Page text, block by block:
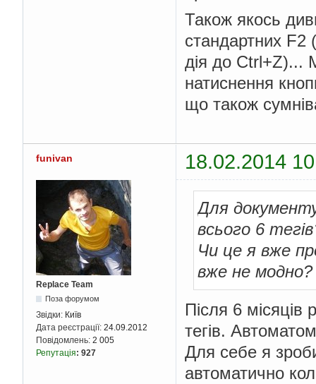
Також якось
стандартних
дія до Ctrl+Z)...
натиснення
що також
funivan 18.02.2014
Replace Team
Поза форумом
Звідки: Київ
Дата реєстрації: 24.09.2012
Повідомлень: 2 005
Репутація: 927
Для
всього 6
Чи це я вже
вже не модно?
Після 6 місяців
тегів.
Для себе я
автоматично